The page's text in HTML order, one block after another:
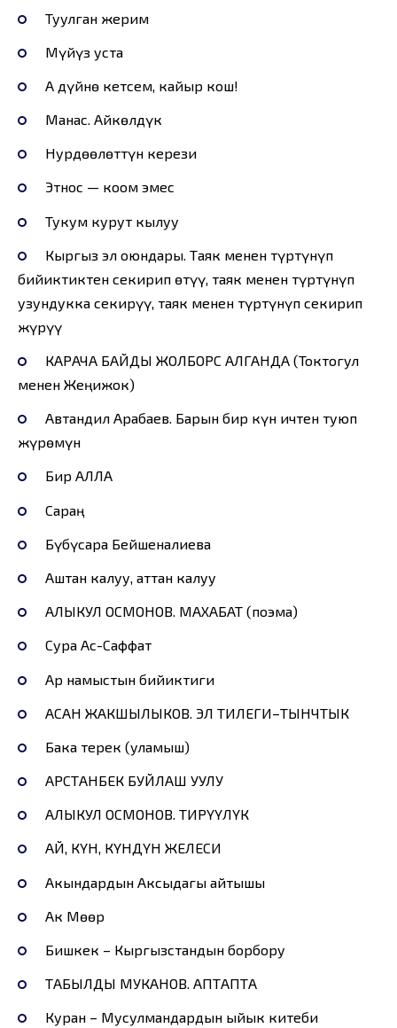
Туулган жерим
Мүйүз уста
А дүйнө кетсем, кайыр кош!
Манас. Айкөлдүк
Нурдөөлөттүн керези
Этнос — коом эмес
Тукум курут кылуу
Кыргыз эл оюндары. Таяк менен түртүнүп
бийиктиктен секирип өтүү, таяк менен түртүнүп
узундукка секирүү, таяк менен түртүнүп секирип
жүрүү
КАРАЧА БАЙДЫ ЖОЛБОРС АЛГАНДА (Токтогул
менен Жеңижок)
Автандил Арабаев. Барын бир күн ичтен туюп
жүрөмүн
Бир АЛЛА
Сараң
Бүбүсара Бейшеналиева
Аштан калуу, аттан калуу
АЛЫКУЛ ОСМОНОВ. МАХАБАТ (поэма)
Сура Ас-Саффат
Ар намыстын бийиктиги
АСАН ЖАКШЫЛЫКОВ. ЭЛ ТИЛЕГИ–ТЫНЧТЫК
Бака терек (уламыш)
АРСТАНБЕК БУЙЛАШ УУЛУ
АЛЫКУЛ ОСМОНОВ. ТИРҮҮЛҮК
АЙ, КҮН, КҮНДҮН ЖЕЛЕСИ
Акындардын Аксыдагы айтышы
Ак Мөөр
Бишкек – Кыргызстандын борбору
ТАБЫЛДЫ МУКАНОВ. АПТАПТА
Куран – Мусулмандардын ыйык китеби